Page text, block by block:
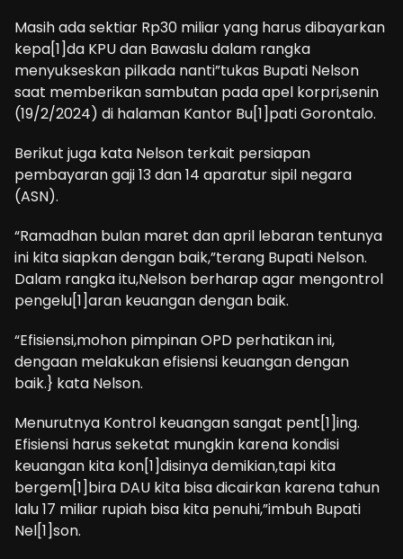
Masih ada sektiar Rp30 miliar yang harus dibayarkan
kepa[1]da KPU dan Bawaslu dalam rangka
menyukseskan pilkada nanti”tukas Bupati Nelson
saat memberikan sambutan pada apel korpri,senin
(19/2/2024) di halaman Kantor Bu[1]pati Gorontalo.
Berikut juga kata Nelson terkait persiapan
pembayaran gaji 13 dan 14 aparatur sipil negara
(ASN).
“Ramadhan bulan maret dan april lebaran tentunya
ini kita siapkan dengan baik,”terang Bupati Nelson.
Dalam rangka itu,Nelson berharap agar mengontrol
pengelu[1]aran keuangan dengan baik.
“Efisiensi,mohon pimpinan OPD perhatikan ini,
dengaan melakukan efisiensi keuangan dengan
baik.} kata Nelson.
Menurutnya Kontrol keuangan sangat pent[1]ing.
Efisiensi harus seketat mungkin karena kondisi
keuangan kita kon[1]disinya demikian,tapi kita
bergem[1]bira DAU kita bisa dicairkan karena tahun
lalu 17 miliar rupiah bisa kita penuhi,”imbuh Bupati
Nel[1]son.